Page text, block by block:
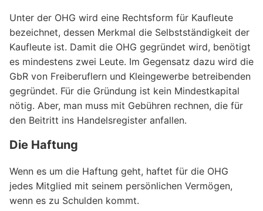
Unter der OHG wird eine Rechtsform für Kaufleute
bezeichnet, dessen Merkmal die Selbstständigkeit der
Kaufleute ist. Damit die OHG gegründet wird, benötigt
es mindestens zwei Leute. Im Gegensatz dazu wird die
GbR von Freiberuflern und Kleingewerbe betreibenden
gegründet. Für die Gründung ist kein Mindestkapital
nötig. Aber, man muss mit Gebühren rechnen, die für
den Beitritt ins Handelsregister anfallen.
Die Haftung
Wenn es um die Haftung geht, haftet für die OHG
jedes Mitglied mit seinem persönlichen Vermögen,
wenn es zu Schulden kommt.